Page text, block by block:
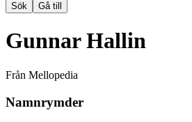
Gunnar Hallin
Från Mellopedia
Namnrymder